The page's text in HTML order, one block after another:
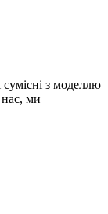
сумісні з моделлю
ми